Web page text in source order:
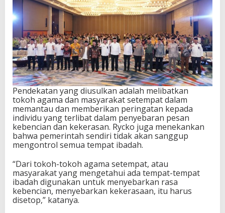
Pendekatan yang diusulkan adalah melibatkan
tokoh agama dan masyarakat setempat dalam
memantau dan memberikan peringatan kepada
individu yang terlibat dalam penyebaran pesan
kebencian dan kekerasan. Rycko juga menekankan
bahwa pemerintah sendiri tidak akan sanggup
mengontrol semua tempat ibadah.
“Dari tokoh-tokoh agama setempat, atau
masyarakat yang mengetahui ada tempat-tempat
ibadah digunakan untuk menyebarkan rasa
kebencian, menyebarkan kekerasaan, itu harus
disetop,” katanya.